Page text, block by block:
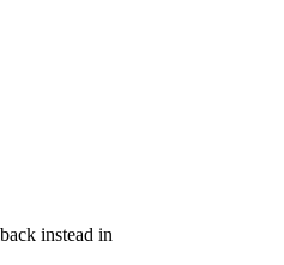
instead in